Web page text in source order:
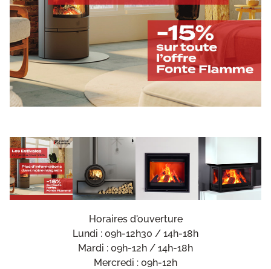
Horaires d'ouverture
Lundi : 09h-12h30 / 14h-18h
Mardi : 09h-12h / 14h-18h
Mercredi : 09h-12h